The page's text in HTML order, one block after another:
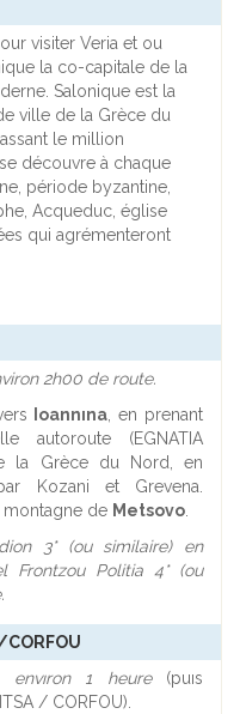
visiter Veria et ou
la co-capitale de la
Salonique est la
ville de la Grèce du
le million
découvre à chaque
période byzantine,
Acqueduc, église
qui agrémenteront
2h00 de route.
Ioannına, en prenant
autoroute (EGNATIA
la Grèce du Nord, en
Kozani et Grevena.
montagne de Metsovo.
3* (ou similaire) en
Frontzou Politia 4* (ou
1 heure(puıs
/ CORFOU).